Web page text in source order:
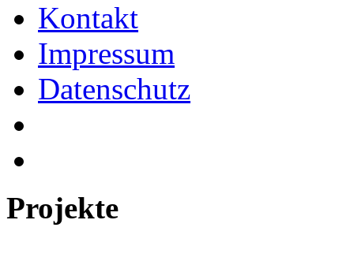
Kontakt
Impressum
Datenschutz
Projekte